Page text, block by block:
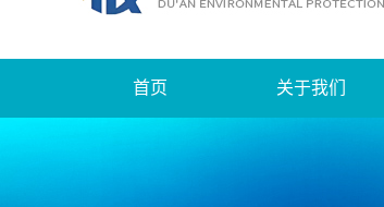
首页 关于我们